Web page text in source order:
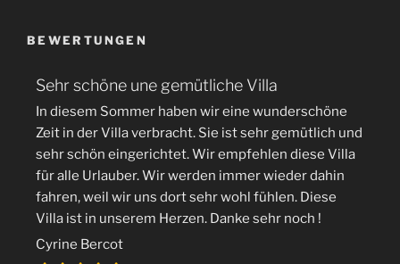
BEWERTUNGEN
Sehr schöne une gemütliche Villa
In diesem Sommer haben wir eine wunderschöne
Zeit in der Villa verbracht. Sie ist sehr gemütlich und
sehr schön eingerichtet. Wir empfehlen diese Villa
für alle Urlauber. Wir werden immer wieder dahin
fahren, weil wir uns dort sehr wohl fühlen. Diese
Villa ist in unserem Herzen. Danke sehr noch !
Cyrine Bercot